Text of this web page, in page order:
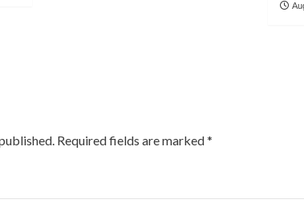
Required fields are marked*